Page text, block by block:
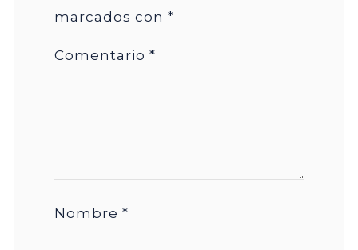
marcados con *
Comentario *
Nombre *